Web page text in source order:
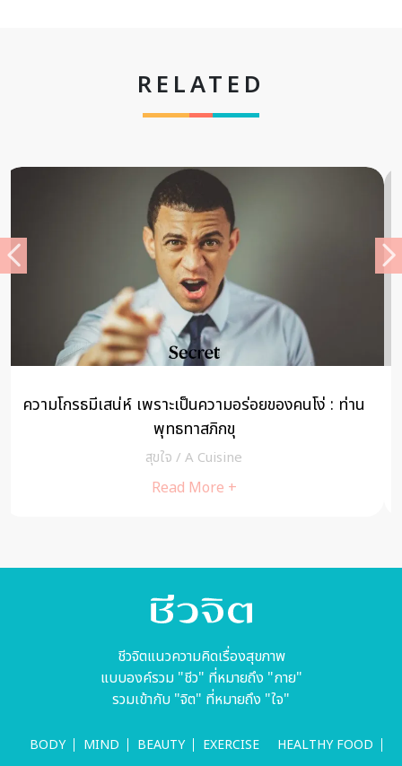
RELATED
5 พลัง 5 ธรรมาจารย์หญิง…ผู้พลิกหัวใจให้เบิกบาน
MIND /A Cuisine
Read More +
ชีวจิตแนวความคิดเรื่องสุขภาพ
แบบองค์รวม "ชีว" ที่หมายถึง "กาย"
รวมเข้ากับ "จิต" ที่หมายถึง "ใจ"
BODY MIND BEAUTY EXERCISE HEALTHY FOOD